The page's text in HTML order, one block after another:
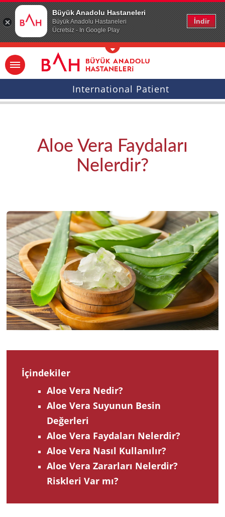
Büyük Anadolu Hastaneleri
Büyük Anadolu Hastaneleri
Ücretsiz - In Google Play
İndir
Ana icerige atla
International Patient
Aloe Vera Faydaları
Nelerdir?
İçindekiler
Aloe Vera Nedir?
Aloe Vera Suyunun Besin
Değerleri
Aloe Vera Faydaları Nelerdir?
Aloe Vera Nasıl Kullanılır?
Aloe Vera Zararları Nelerdir?
Riskleri Var mı?